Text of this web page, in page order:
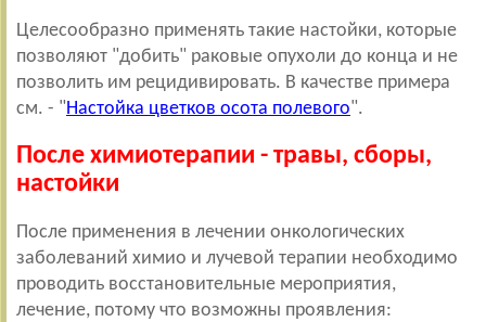
Целесообразно применять такие настойки, которые
позволяют "добить" раковые опухоли до конца и не
позволить им рецидивировать. В качестве примера
см. - "Настойка цветков осота полевого".
После химиотерапии - травы, сборы,
настойки
После применения в лечении онкологических
заболеваний химио и лучевой терапии необходимо
проводить восстановительные мероприятия,
лечение, потому что возможны проявления: